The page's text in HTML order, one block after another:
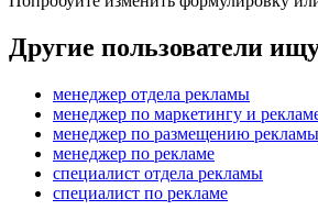
Другие пользователи
менеджер отдела рекламы
менеджер по маркетингу и
менеджер по размещению рекламы
менеджер по рекламе
специалист отдела рекламы
специалист по рекламе